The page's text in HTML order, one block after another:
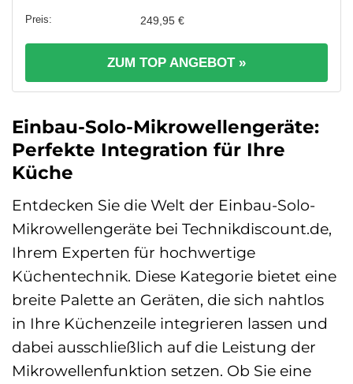
249,95 €
ZUM TOP ANGEBOT »
Einbau-Solo-Mikrowellengeräte:
Perfekte Integration für Ihre
Küche
Entdecken Sie die Welt der Einbau-Solo-
Mikrowellengeräte bei Technikdiscount.de,
Ihrem Experten für hochwertige
Küchentechnik. Diese Kategorie bietet eine
breite Palette an Geräten, die sich nahtlos
in Ihre Küchenzeile integrieren lassen und
dabei ausschließlich auf die Leistung der
Mikrowellenfunktion setzen. Ob Sie eine